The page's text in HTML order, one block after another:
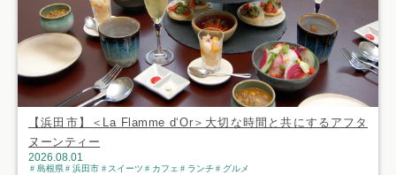
【浜田市】＜La Flamme d‘Or＞大切な時間と共にするアフタ
ヌーンティー
2026.08.01
島根県 浜田市 スイーツ カフェ ランチ グルメ